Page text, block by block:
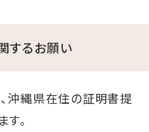
するお願い
沖縄県在住の証明書提
。